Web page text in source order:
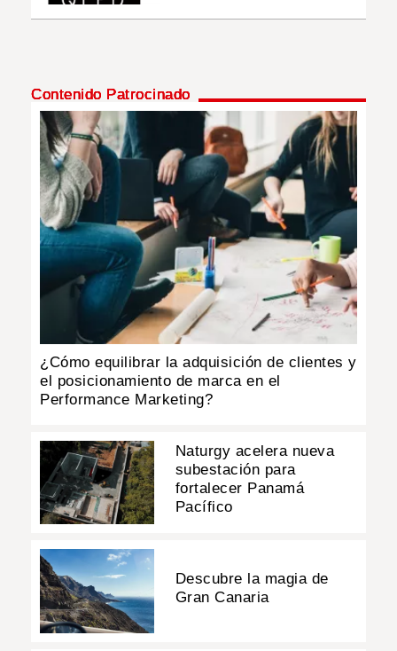
Contenido Patrocinado
¿Cómo equilibrar la adquisición de clientes y
el posicionamiento de marca en el
Performance Marketing?
Naturgy acelera nueva
subestación para
fortalecer Panamá
Pacífico
Descubre la magia de
Gran Canaria